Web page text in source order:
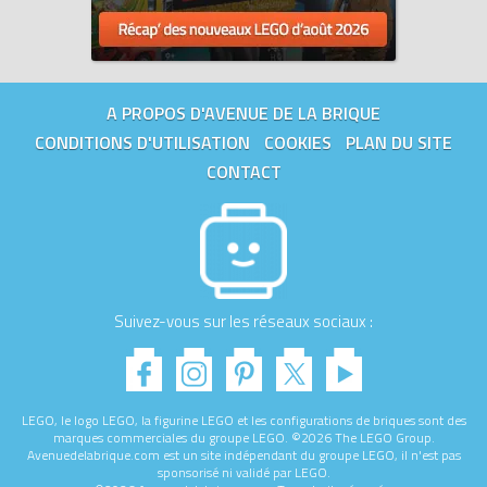
qualité les plus élevées au monde.
Tous les prix duLEGO Super Mario 71371 Costume de Mario
hélice - Pack d'amélioration (Propeller Mario - Power-Up Pack)
sur Avenue de la brique, comparateur de prix 100% LEGO.
Code EAN du LEGO Super Mario 71371 : 5702016618501.
A PROPOS D'AVENUE DE LA BRIQUE
CONDITIONS D'UTILISATION
COOKIES
PLAN DU SITE
CONTACT
Suivez-vous sur les réseaux sociaux :
LEGO, le logo LEGO, la figurine LEGO et les configurations de briques sont des
marques commerciales du groupe LEGO. ©2026 The LEGO Group.
Avenuedelabrique.com est un site indépendant du groupe LEGO, il n'est pas
sponsorisé ni validé par LEGO.